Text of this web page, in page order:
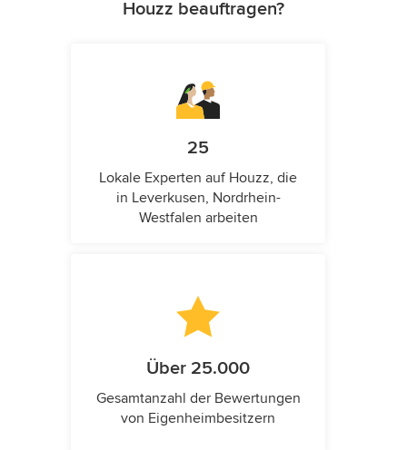
Houzz beauftragen?
25
Lokale Experten auf Houzz, die
in Leverkusen, Nordrhein-
Westfalen arbeiten
Über 25.000
Gesamtanzahl der Bewertungen
von Eigenheimbesitzern